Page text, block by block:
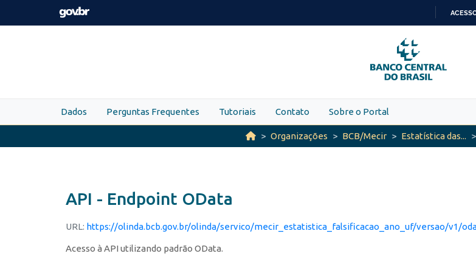
Skip to main content
PARA
O
CONTEÚDO
Dados Perguntas Frequentes Tutoriais Contato Sobre o Portal
Organizações BCB/Mecir Estatística das...
API - Endpoint OData
URL: https://olinda.bcb.gov.br/olinda/servico/mecir_estatistica_falsificacao_ano_uf/versao/v1/
Acesso à API utilizando padrão OData.